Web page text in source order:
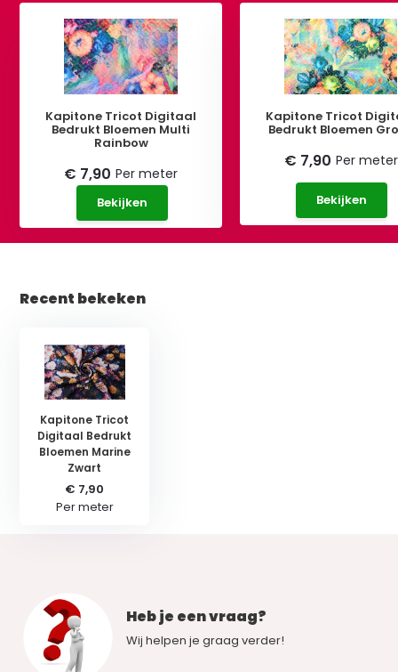
Kapitone Tricot Digitaal
Bedrukt Bloemen Multi
Rainbow
€ 7,90 Per meter
Bekijken
Kapitone Tricot
Bedrukt Bloemen
€ 7,90 Per meter
Bekijken
Recent bekeken
Kapitone Tricot
Digitaal Bedrukt
Bloemen Marine
Zwart
€ 7,90
Per meter
Heb je een vraag?
Wij helpen je graag verder!